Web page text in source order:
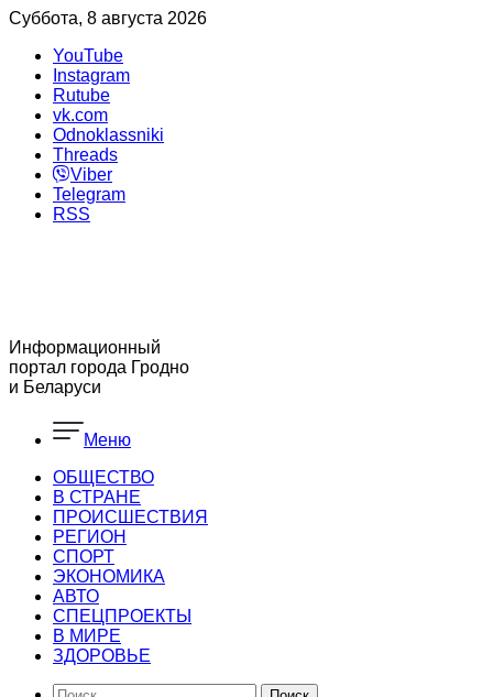
Суббота, 8 августа 2026
YouTube
Instagram
Rutube
vk.com
Odnoklassniki
Threads
Viber
Telegram
RSS
Информационный
портал города Гродно
и Беларуси
Меню
ОБЩЕСТВО
В СТРАНЕ
ПРОИСШЕСТВИЯ
РЕГИОН
CПОРТ
ЭКОНОМИКА
АВТО
СПЕЦПРОЕКТЫ
В МИРЕ
ЗДОРОВЬЕ